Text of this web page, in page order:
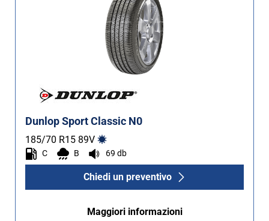
Dunlop Sport Classic N0
185/70 R15 89V
C B 69 db
Chiedi un preventivo
Maggiori informazioni